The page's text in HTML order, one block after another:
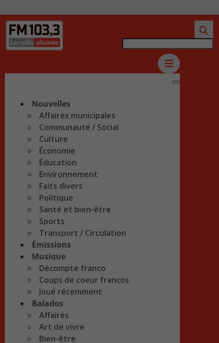
Nouvelles
Affaires municipales
Communauté / Social
Culture
Économie
Éducation
Environnement
Faits divers
Politique
Santé et bien-être
Sports
Transport / Circulation
Émissions
Musique
Décompte franco
Coups de coeur francos
Joué récemment
Balados
Affaires
Art de vivre
Bien-être